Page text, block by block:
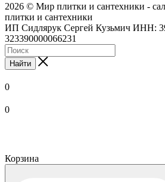
2026 © Мир плитки и сантехники -
плитки и сантехники
ИП Сидлярук Сергей Кузьмич ИНН:
323390000066231
Найти
0
0
Корзина